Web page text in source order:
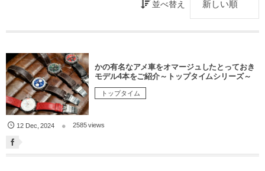
並べ替え
かの有名なアメ車をオマージュしたとっておき
モデル4本をご紹介～トップタイムシリーズ～
トップタイム
12 Dec ,2024 2585 views